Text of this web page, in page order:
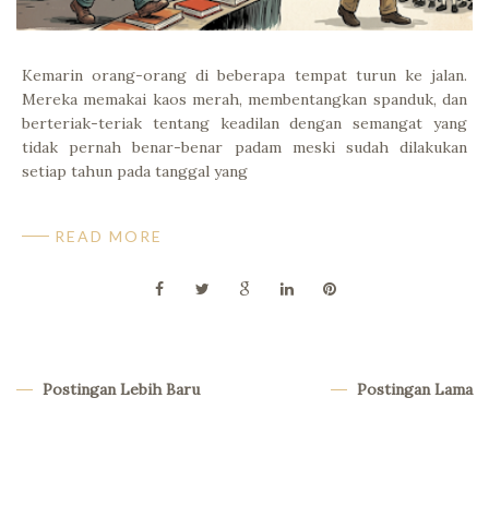
Kemarin orang-orang di beberapa tempat turun ke jalan.
Mereka memakai kaos merah, membentangkan spanduk, dan
berteriak-teriak tentang keadilan dengan semangat yang
tidak pernah benar-benar padam meski sudah dilakukan
setiap tahun pada tanggal yang
READ MORE
Postingan Lebih Baru Postingan Lama